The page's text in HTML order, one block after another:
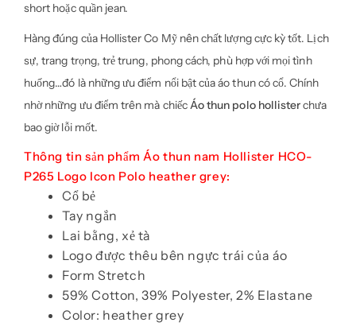
short hoặc quần jean.
Hàng đúng của Hollister Co Mỹ nên chất lượng cực kỳ tốt. Lịch
sự, trang trọng, trẻ trung, phong cách, phù hợp với mọi tình
huống…đó là những ưu điểm nổi bật của áo thun có cổ. Chính
nhờ những ưu điểm trên mà chiếcÁo thun polo hollisterchưa
bao giờ lỗi mốt.
Thông tin sản phẩm Áo thun nam Hollister HCO-
P265 Logo Icon Polo heather grey:
Cổ bẻ
Tay ngắn
Lai bằng, xẻ tà
Logo được thêu bên ngực trái của áo
Form Stretch
59% Cotton, 39% Polyester, 2% Elastane
Color: heather grey